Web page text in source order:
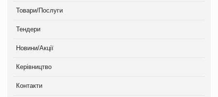
Товари/Послуги
Тендери
Новини/Акції
Керівництво
Контакти